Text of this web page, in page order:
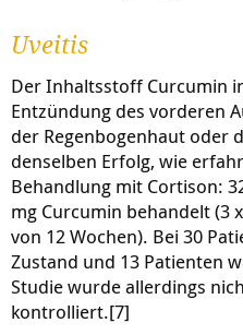
Uveitis
Der Inhaltsstoff Curcumin
Entzündung des vorderen
der Regenbogenhaut oder
denselben Erfolg, wie
Behandlung mit Cortison:
mg Curcumin behandelt (3
von 12 Wochen). Bei 30
Zustand und 13 Patienten
Studie wurde allerdings
kontrolliert.[7]